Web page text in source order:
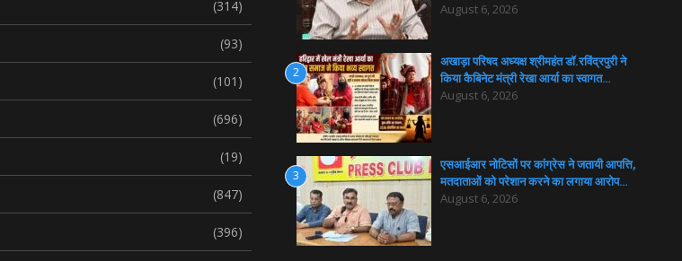
(314)
(93)
(101)
(696)
(19)
(847)
(396)
August 6, 2026
2
अखाड़ा परिषद अध्यक्ष श्रीमहंत डॉ.रविंद्रपुरी ने
किया कैबिनेट मंत्री रेखा आर्या का स्वागत…
August 6, 2026
3
एसआईआर नोटिसों पर कांग्रेस ने जतायी आपत्ति,
मतदाताओं को परेशान करने का लगाया आरोप…
August 6, 2026